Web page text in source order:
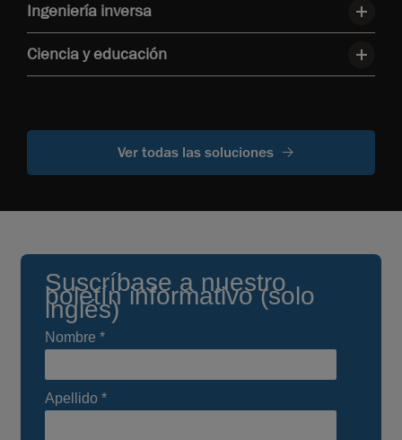
Ingeniería inversa
Ciencia y educación
Ver todas las soluciones